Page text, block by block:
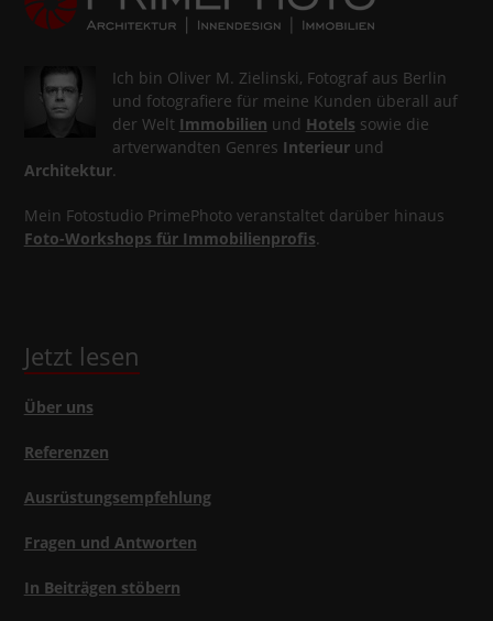
Ich bin Oliver M. Zielinski, Fotograf aus Berlin
und fotografiere für meine Kunden überall auf
der Welt Immobilien und Hotels sowie die
artverwandten Genres Interieurund
Architektur.
Mein Fotostudio PrimePhoto veranstaltet darüber hinaus
Foto-Workshops für Immobilienprofis.
Jetzt lesen
Über uns
Referenzen
Ausrüstungsempfehlung
Fragen und Antworten
In Beiträgen stöbern